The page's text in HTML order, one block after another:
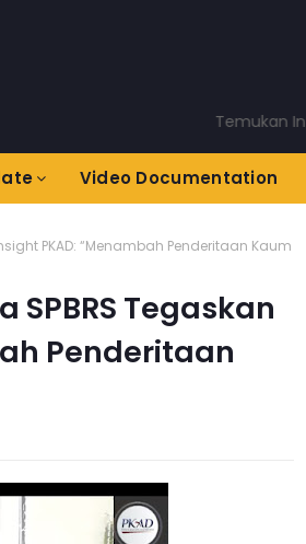
Temukan
Video Documentation
PKAD: “Menambah Penderitaan Kaum
SPBRS Tegaskan
Penderitaan